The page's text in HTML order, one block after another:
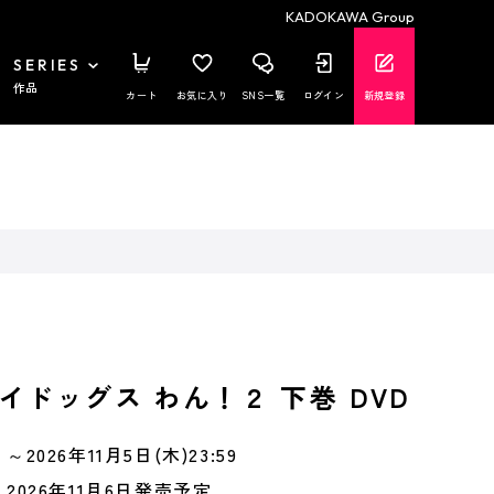
KADOKAWA Group
SERIES
作品 カート お気に入り SNS一覧 ログイン 新規登録
ドッグス わん！２ 下巻 DVD
～2026年11月5日(木)23:59